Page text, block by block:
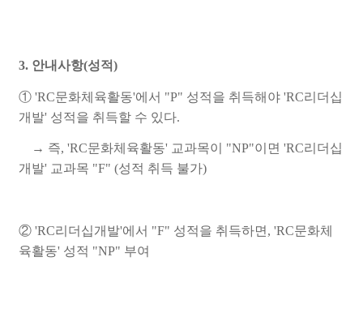
3. 안내사항(성적)
① 'RC문화체육활동'에서 "P" 성적을 취득해야 'RC리더십
개발' 성적을 취득할 수 있다.
→ 즉, 'RC문화체육활동' 교과목이 "NP"이면 'RC리더십
개발' 교과목 "F" (성적 취득 불가)
② 'RC리더십개발'에서 "F" 성적을 취득하면, 'RC문화체
육활동' 성적 "NP" 부여